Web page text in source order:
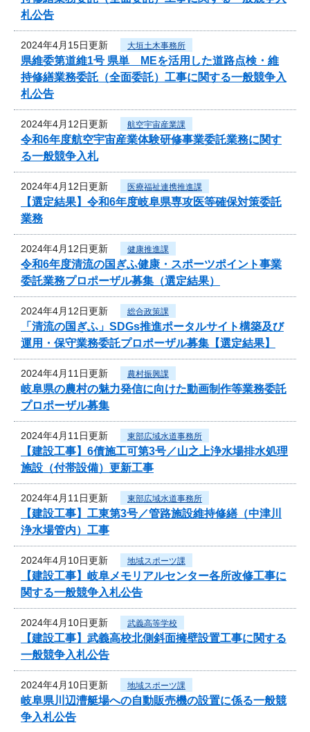
札公告
2024年4月15日更新 大垣土木事務所
県維委第道維1号 県単 MEを活用した道路点検・維
持修繕業務委託（全面委託）工事に関する一般競争入
札公告
2024年4月12日更新 航空宇宙産業課
令和6年度航空宇宙産業体験研修事業委託業務に関す
る一般競争入札
2024年4月12日更新 医療福祉連携推進課
【選定結果】令和6年度岐阜県専攻医等確保対策委託
業務
2024年4月12日更新 健康推進課
令和6年度清流の国ぎふ健康・スポーツポイント事業
委託業務プロポーザル募集（選定結果）
2024年4月12日更新 総合政策課
「清流の国ぎふ」SDGs推進ポータルサイト構築及び
運用・保守業務委託プロポーザル募集【選定結果】
2024年4月11日更新 農村振興課
岐阜県の農村の魅力発信に向けた動画制作等業務委託
プロポーザル募集
2024年4月11日更新 東部広域水道事務所
【建設工事】6債施工可第3号／山之上浄水場排水処理
施設（付帯設備）更新工事
2024年4月11日更新 東部広域水道事務所
【建設工事】工東第3号／管路施設維持修繕（中津川
浄水場管内）工事
2024年4月10日更新 地域スポーツ課
【建設工事】岐阜メモリアルセンター各所改修工事に
関する一般競争入札公告
2024年4月10日更新 武義高等学校
【建設工事】武義高校北側斜面擁壁設置工事に関する
一般競争入札公告
2024年4月10日更新 地域スポーツ課
岐阜県川辺漕艇場への自動販売機の設置に係る一般競
争入札公告